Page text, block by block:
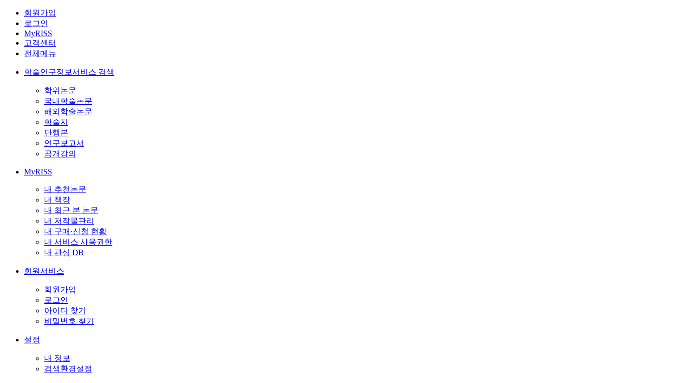
회원가입
로그인
MyRISS
고객센터
전체메뉴
학술연구정보서비스 검색
학위논문
국내학술논문
해외학술논문
학술지
단행본
연구보고서
공개강의
MyRISS
내 추천논문
내 책장
내 최근 본 논문
내 저작물관리
내 구매·신청 현황
내 서비스 사용권한
내 관심 DB
회원서비스
회원가입
로그인
아이디 찾기
비밀번호 찾기
설정
내 정보
검색환경설정